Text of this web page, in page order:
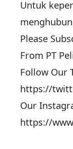
Untuk
Please
From PT
Follow Our
https://
Our
https://